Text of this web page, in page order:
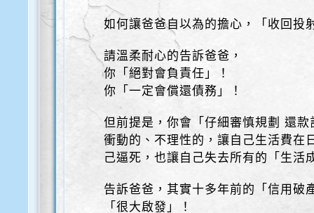
如何讓爸爸自以為的擔心，「收回投
請溫柔耐心的告訴爸爸，
你「絕對會負責任」！
你「一定會償還債務」！
但前提是，你會「仔細審慎規劃 還款
衝動的、不理性的，讓自己生活費在
己逼死，也讓自己失去所有的「生
告訴爸爸，其實十多年前的「信用破
「很大啟發」！